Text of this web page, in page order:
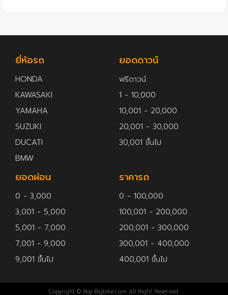
ยี่ห้อรถ
HONDA
KAWASAKI
YAMAHA
SUZUKI
DUCATI
BMW
ยอดดาวน์
ฟรีดาวน์
1 - 10,000
10,001 - 20,000
20,001 - 30,000
30,001 ขึ้นไป
ยอดผ่อน
0 - 3,000
3,001 - 5,000
5,001 - 7,000
7,001 - 9,000
9,001 ขึ้นไป
ราคารถ
0 - 100,000
100,001 - 200,000
200,001 - 300,000
300,001 - 400,000
400,001 ขึ้นไป
Copyright © Boy-Bigbike.com All Right Reserved.